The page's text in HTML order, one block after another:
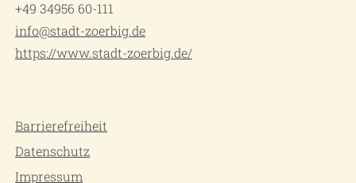
+49 34956 60-111
info@stadt-zoerbig.de
https://www.stadt-zoerbig.de/
Barrierefreiheit
Datenschutz
Impressum